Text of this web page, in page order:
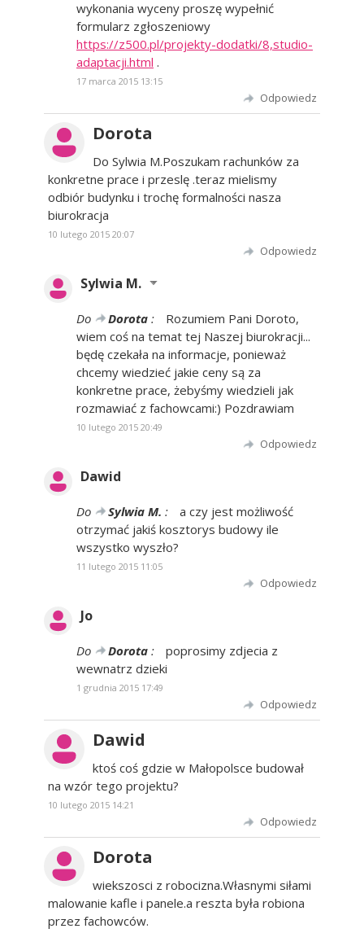
wykonania wyceny proszę wypełnić
formularz zgłoszeniowy
https://z500.pl/projekty-dodatki/8,studio-
adaptacji.html .
17 marca 2015 13:15
Odpowiedz
Dorota
Do Sylwia M.Poszukam rachunków za
konkretne prace i przeslę .teraz mielismy
odbiór budynku i trochę formalności nasza
biurokracja
10 lutego 2015 20:07
Odpowiedz
Sylwia M.
Do Dorota :
Rozumiem Pani Doroto,
wiem coś na temat tej Naszej biurokracji...
będę czekała na informacje, ponieważ
chcemy wiedzieć jakie ceny są za
konkretne prace, żebyśmy wiedzieli jak
rozmawiać z fachowcami:) Pozdrawiam
10 lutego 2015 20:49
Odpowiedz
Dawid
Do Sylwia M. :
a czy jest możliwość
otrzymać jakiś kosztorys budowy ile
wszystko wyszło?
11 lutego 2015 11:05
Odpowiedz
Jo
Do Dorota :
poprosimy zdjecia z
wewnatrz dzieki
1 grudnia 2015 17:49
Odpowiedz
Dawid
ktoś coś gdzie w Małopolsce budował
na wzór tego projektu?
10 lutego 2015 14:21
Odpowiedz
Dorota
wiekszosci z robocizna.Własnymi siłami
malowanie kafle i panele.a reszta była robiona
przez fachowców.